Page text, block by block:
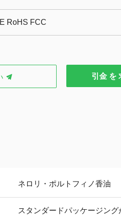
RoHS FCC
引金 を
ネロリ・ポルトフィノ香油
スタンダードパッケージン